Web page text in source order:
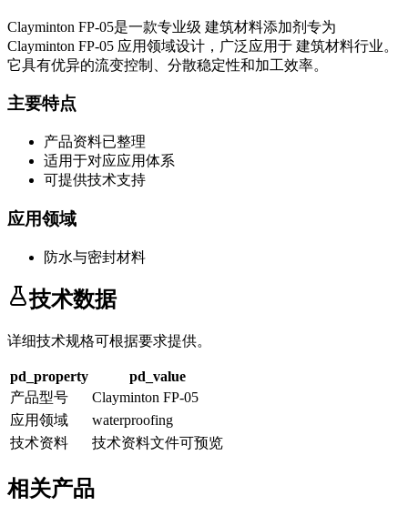
Clayminton FP-05是一款专业级 建筑材料添加剂 专为
Clayminton FP-05 应用领域设计，广泛应用于 建筑材料行业。
它具有优异的流变控制、分散稳定性和加工效率。
主要特点
产品资料已整理
适用于对应应用体系
可提供技术支持
应用领域
防水与密封材料
技术数据
详细技术规格可根据要求提供。
pd_property
pd_value
产品型号
Clayminton FP-05
应用领域
waterproofing
技术资料
技术资料文件可预览
相关产品